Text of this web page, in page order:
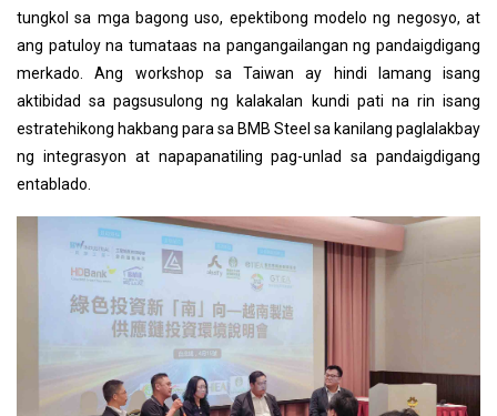
tungkol sa mga bagong uso, epektibong modelo ng negosyo, at
ang patuloy na tumataas na pangangailangan ng pandaigdigang
merkado. Ang workshop sa Taiwan ay hindi lamang isang
aktibidad sa pagsusulong ng kalakalan kundi pati na rin isang
estratehikong hakbang para sa BMB Steel sa kanilang paglalakbay
ng integrasyon at napapanatiling pag-unlad sa pandaigdigang
entablado.